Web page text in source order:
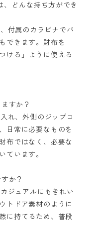
、どんな持ち方ができ
付属のカラビナでバ
できます。財布を
ける」ように使える
すか？
れ、外側のジップコ
日常に必要なものを
布ではなく、必要な
ています。
か？
ジュアルにもきれい
トドア素材のように
に持てるため、普段